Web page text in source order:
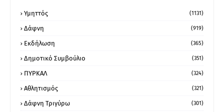
Υμηττός (1131)
Δάφνη (919)
Εκδήλωση (365)
Δημοτικό Συμβούλιο (351)
ΠΥΡΚΑΛ (324)
Αθλητισμός (321)
Δάφνη Τριγύρω (301)